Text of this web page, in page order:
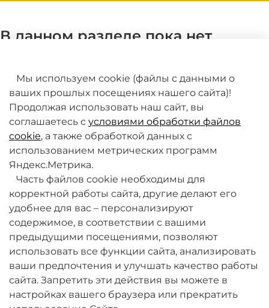
В данном разделе пока нет
О компании
Товары и услуги
+7 (495) 789-38-95
09:00 - 18:00 (будни, по МСК)
Мы используем cookie (файлы с данными о
ваших прошлых посещениях нашего сайта)!
Продолжая использовать наш сайт, вы
соглашаетесь с условиями обработки файлов
cookie, а также обработкой данных с
использованием метрических программ
Яндекс.Метрика.
Часть файлов cookie необходимы для
корректной работы сайта, другие делают его
удобнее для вас – персонализируют
содержимое, в соответствии с вашими
предыдущими посещениями, позволяют
использовать все функции сайта, анализировать
ваши предпочтения и улучшать качество работы
сайта. Запретить эти действия вы можете в
настройках вашего браузера или прекратить